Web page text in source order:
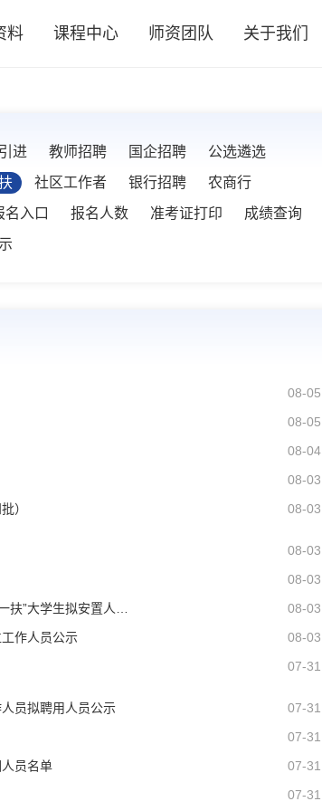
料 课程中心 师资团队 关于我们
注册账号
进 教师招聘 国企招聘
公选遴选
社区工作者 银行招聘
农商行
名入口 报名人数 准考证打印
成绩查询
08-05
08-05
08-04
08-03
） 08-03
08-03
08-03
生拟安置人员的公示
08-03
作人员公示
08-03
07-31
员拟聘用人员公示
07-31
07-31
员名单
07-31
07-31